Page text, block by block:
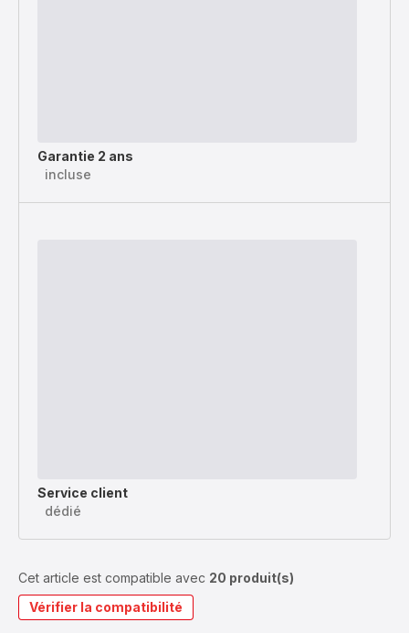
Garantie 2 ans
incluse
Service client
dédié
Cet article est compatible avec 20 produit(s)
Vérifier la compatibilité